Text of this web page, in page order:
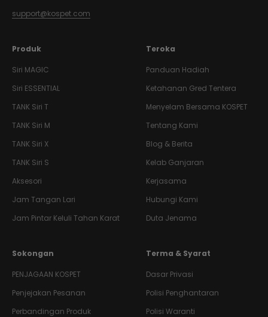
support@kospet.com
Produk
Siri MAGIC
Siri ESSENTIAL
TANK Siri T
TANK Siri M
TANK Siri X
TANK Siri S
Aksesori
Jam Tangan Lari
Jam Pintar Keluli Tahan Karat
Teroka
Panduan Hadiah
Ketahanan Gred Tentera
Menyelam Bersama KOSPET
Tentang Kami
Blog & Berita
Kelab Ganjaran
Kerjasama
Hubungi Kami
Duta Jenama
Sokongan
PENJAGAAN KOSPET
Penjejakan Pesanan
Perbandingan Produk
Terma & Syarat
Dasar Privasi
Polisi Penghantaran
Polisi Waranti